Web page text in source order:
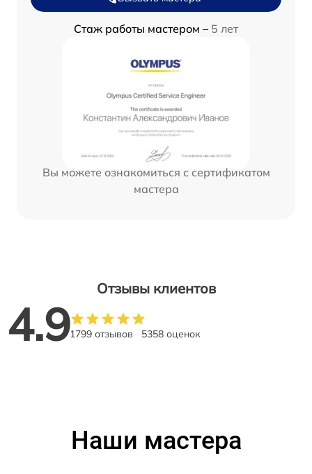
Стаж работы мастером – 5 лет
Вы можете ознакомиться с сертификатом
мастера
Отзывы клиентов
4.91799 отзывов 5358 оценок
Наши мастера